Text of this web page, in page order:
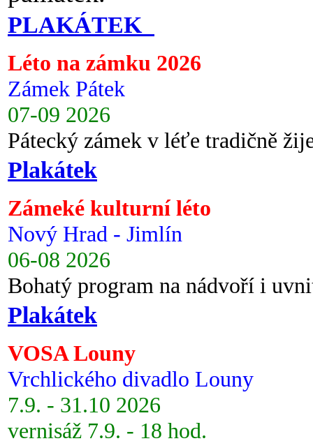
PLAKÁTEK
Léto na zámku 2026
Zámek Pátek
07-09 2026
Pátecký zámek v léťe tradičně
Plakátek
Zámeké kulturní léto
Nový Hrad - Jimlín
06-08 2026
Bohatý program na nádvoří i
Plakátek
VOSA Louny
Vrchlického divadlo Louny
7.9. - 31.10 2026
vernisáž 7.9. - 18 hod.